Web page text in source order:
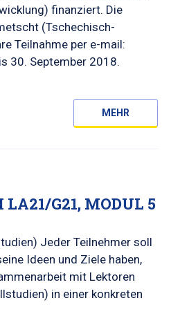
finanziert. Die
(Tschechisch-
Teilnahme per e-mail:
30. September 2018.
MEHR
G21, MODUL 5
Jeder Teilnehmer soll
Ideen und Ziele haben,
mit Lektoren
in einer konkreten